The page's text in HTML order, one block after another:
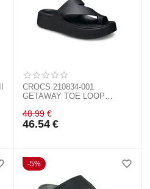
CROCS 210834-001
GETAWAY TOE LOOP
48.99 €
46.54 €
5%